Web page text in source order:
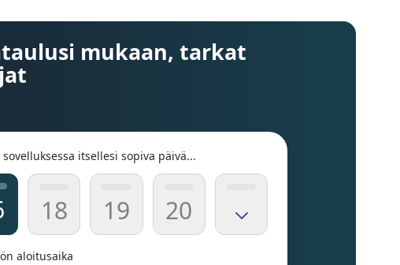
mukaan, tarkat
sovelluksessa itsellesi sopiva päivä...
18 19 20
aloitusaika